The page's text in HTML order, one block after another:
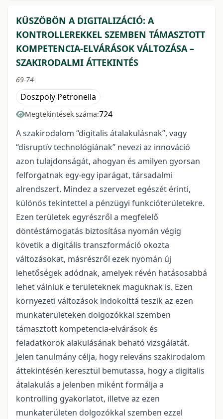
KÜSZÖBÖN A DIGITALIZÁCIÓ: A
KONTROLLEREKKEL SZEMBEN TÁMASZTOTT
KOMPETENCIA-ELVÁRÁSOK VÁLTOZÁSA –
SZAKIRODALMI ÁTTEKINTÉS
69-74
Doszpoly Petronella
Megtekintések száma:724
A szakirodalom “digitalis átalakulásnak”, vagy
“disruptív technológiának” nevezi az innováció
azon tulajdonságát, ahogyan és amilyen gyorsan
felforgatnak egy-egy iparágat, társadalmi
alrendszert. Mindez a szervezet egészét érinti,
különös tekintettel a pénzügyi funkcióterületekre.
Ezen területek egyrészről a megfelelő
döntéstámogatás biztosítása nyomán végig
követik a digitális transzformáció okozta
változásokat, másrészről ezek nyomán új
lehetőségek adódnak, amelyek révén hatásosabbá
lehet válniuk e területeknek maguknak is. Ezen
környezeti változások indokolttá teszik az ezen
munkaterületeken dolgozókkal szemben
támasztott kompetencia-elvárások és
feladatkörök alakulásának beható vizsgálatát.
Jelen tanulmány célja, hogy releváns szakirodalom
áttekintésén keresztül bemutassa, hogy a digitalis
átalakulás a jelenben miként formálja a
kontrolling gyakorlatot, illetve az ezen
munkaterületen dolgozókkal szemben ezzel